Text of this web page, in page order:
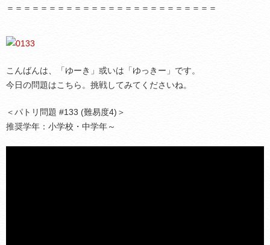
＝＝＝＝＝＝＝＝＝＝＝＝＝＝＝＝＝＝＝＝＝＝＝＝＝
こんばんは、「ゆーき」或いは「ゆっきー」です。
今日の問題はこちら。挑戦してみてくださいね。
＜パトリ問題 #133 (難易度4)＞
推奨学年：小学校・中学年～